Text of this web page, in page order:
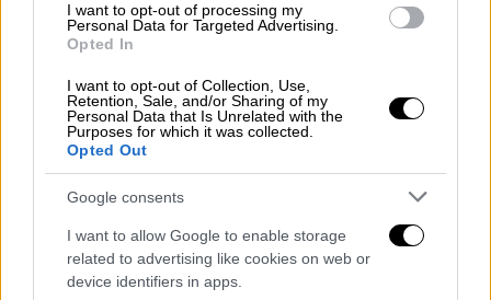
I want to opt-out of processing my
Personal Data for Targeted Advertising.
Opted In
I want to opt-out of Collection, Use,
Retention, Sale, and/or Sharing of my
Personal Data that Is Unrelated with the
Purposes for which it was collected.
Opted Out
Google consents
I want to allow Google to enable storage
related to advertising like cookies on web or
device identifiers in apps.
Ελλάδα|01.05.2026 21:43
Κλήρωση Eurojackpot: Οι αριθμοί που
κερδίζουν 55 εκατ. ευρώ
Δείτε αν κερδίσατε